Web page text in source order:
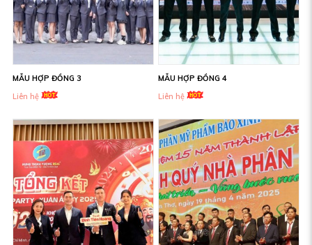
MẪU HỢP ĐỒNG 3
Liên hệ
MẪU HỢP ĐỒNG 4
Liên hệ